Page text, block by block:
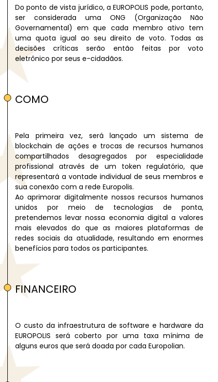
Do ponto de vista jurídico, a EUROPOLIS pode, portanto,
ser considerada uma ONG (Organização Não
Governamental) em que cada membro ativo tem
uma quota igual ao seu direito de voto. Todas as
decisões críticas serão então feitas por voto
eletrônico por seus e-cidadãos.
COMO
Pela primeira vez, será lançado um sistema de
blockchain de ações e trocas de recursos humanos
compartilhados desagregados por especialidade
profissional através de um token regulatório, que
representará a vontade individual de seus membros e
sua conexão com a rede Europolis.
Ao aprimorar digitalmente nossos recursos humanos
unidos por meio de tecnologias de ponta,
pretendemos levar nossa economia digital a valores
mais elevados do que as maiores plataformas de
redes sociais da atualidade, resultando em enormes
benefícios para todos os participantes.
FINANCEIRO
O custo da infraestrutura de software e hardware da
EUROPOLIS será coberto por uma taxa mínima de
alguns euros que será doada por cada Europolian.